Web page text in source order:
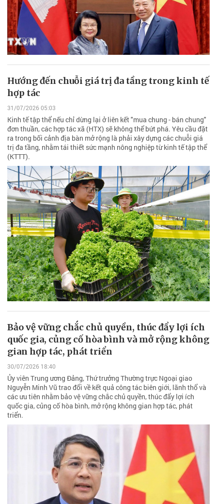
Hướng đến chuỗi giá trị đa tầng trong kinh tế
hợp tác
31/07/2026 05:03
Kinh tế tập thể nếu chỉ dừng lại ở liên kết "mua chung - bán chung"
đơn thuần, các hợp tác xã (HTX) sẽ không thể bứt phá. Yêu cầu đặt
ra trong bối cảnh địa bàn mở rộng là phải xây dựng các chuỗi giá
trị đa tầng, nhằm tái thiết sức mạnh nông nghiệp từ kinh tế tập thể
(KTTT).
Bảo vệ vững chắc chủ quyền, thúc đẩy lợi ích
quốc gia, củng cố hòa bình và mở rộng không
gian hợp tác, phát triển
30/07/2026 18:40
Ủy viên Trung ương Đảng, Thứ trưởng Thường trực Ngoại giao
Nguyễn Minh Vũ trao đổi về kết quả công tác biên giới, lãnh thổ và
các ưu tiên nhằm bảo vệ vững chắc chủ quyền, thúc đẩy lợi ích
quốc gia, củng cố hòa bình, mở rộng không gian hợp tác, phát
triển.